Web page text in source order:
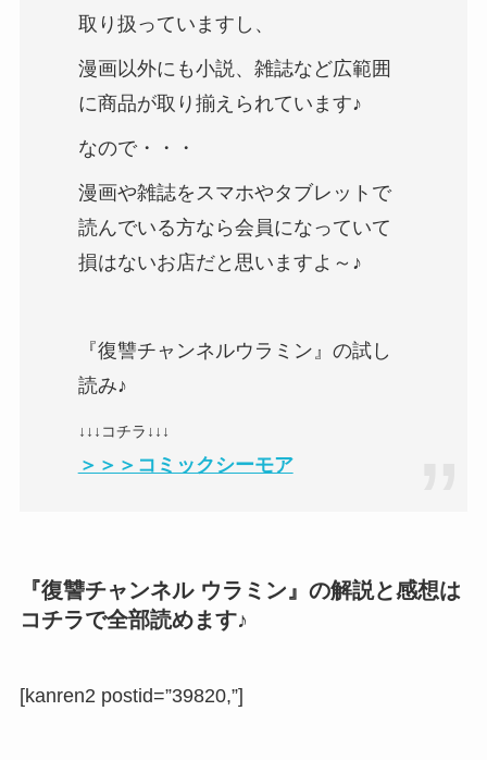
取り扱っていますし、
漫画以外にも小説、雑誌など広範囲
に商品が取り揃えられています♪
なので・・・
漫画や雑誌をスマホやタブレットで
読んでいる方なら会員になっていて
損はないお店だと思いますよ～♪
『復讐チャンネルウラミン』の試し
読み♪
↓↓↓コチラ↓↓↓
＞＞＞コミックシーモア
『復讐チャンネル ウラミン』の解説と感想は
コチラで全部読めます♪
[kanren2 postid=”39820,”]